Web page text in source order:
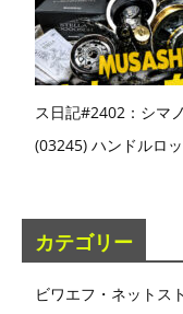
ス日記#2402：シマ
(03245) ハンドルロ
カテゴリー
ビワエフ・ネットス